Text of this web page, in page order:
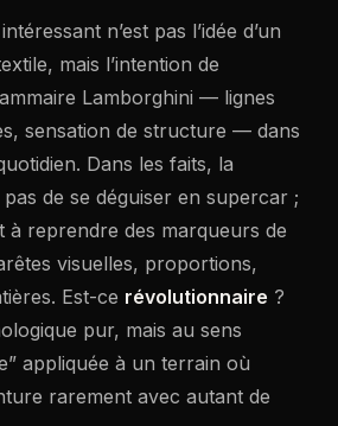
n’est pas l’idée d’un
mais l’intention de
Lamborghini — lignes
sensation de structure — dans
Dans les faits, la
pas de se déguiser en supercar ;
reprendre des marqueurs de
visuelles, proportions,
Est-ce révolutionnaire ?
pur, mais au sens
appliquée à un terrain où
rarement avec autant de